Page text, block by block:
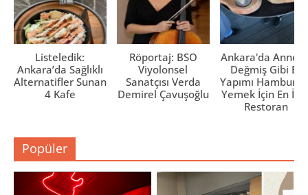
Listeledik:
Ankara’da Sağlıklı
Alternatifler Sunan
4 Kafe
Röportaj: BSO
Viyolonsel
Sanatçısı Verda
Demirel Çavuşoğlu
Ankara'da Anne
Değmiş Gibi Ev
Yapımı
Yemek İçin En İyi
Restoran
Popüler